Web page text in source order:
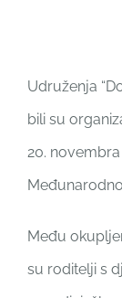
Udruženja
bili su
20.
Među
su roditelji s